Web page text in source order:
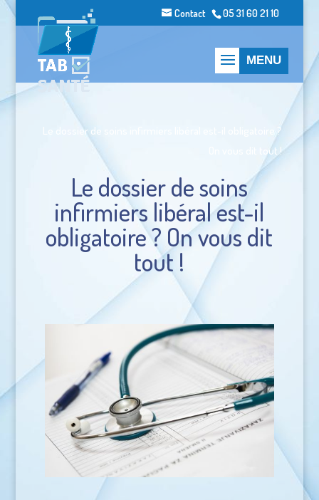
Contact 05 31 60 21 10
Le dossier de soins infirmiers libéral est-il obligatoire ?
On vous dit tout !
Le dossier de soins
infirmiers libéral est-il
obligatoire ? On vous dit
tout !